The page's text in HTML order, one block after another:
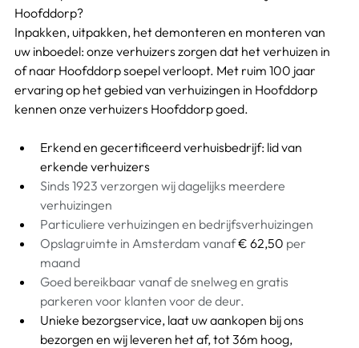
Hoofddorp?
Inpakken, uitpakken, het demonteren en monteren van
uw inboedel: onze verhuizers zorgen dat het verhuizen in
of naar Hoofddorp soepel verloopt. Met ruim 100 jaar
ervaring op het gebied van verhuizingen in Hoofddorp
kennen onze verhuizers Hoofddorp goed.
Erkend en gecertificeerd verhuisbedrijf: lid van
erkende verhuizers
Sinds 1923 verzorgen wij dagelijks meerdere
verhuizingen
Particuliere verhuizingen en bedrijfsverhuizingen
Opslagruimte in Amsterdam vanaf € 62,50 per
maand
Goed bereikbaar vanaf de snelweg en gratis
parkeren voor klanten voor de deur.
Unieke bezorgservice, laat uw aankopen bij ons
bezorgen en wij leveren het af, tot 36m hoog,